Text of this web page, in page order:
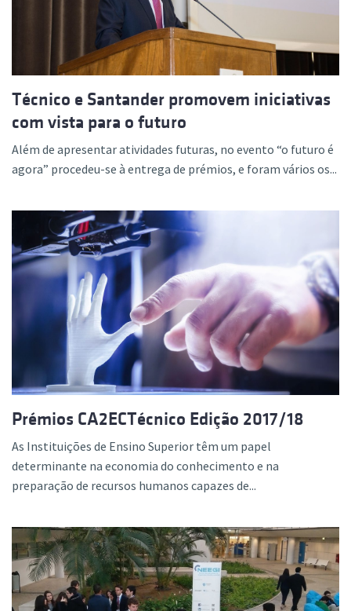
Técnico e Santander promovem iniciativas
com vista para o futuro
Além de apresentar atividades futuras, no evento “o futuro é
agora” procedeu-se à entrega de prémios, e foram vários os...
Prémios CA2ECTécnico Edição 2017/18
As Instituições de Ensino Superior têm um papel
determinante na economia do conhecimento e na
preparação de recursos humanos capazes de...